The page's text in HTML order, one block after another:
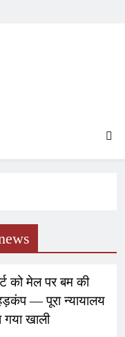
को मेल पर बम की
— पूरा न्यायालय
गया खाली